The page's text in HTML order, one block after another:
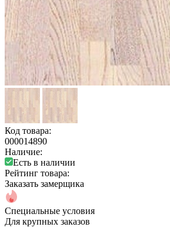
Код товара:
000014890
Наличие:
Есть в наличии
Рейтинг товара:
Заказать замерщика
Специальные условия
Для крупных заказов